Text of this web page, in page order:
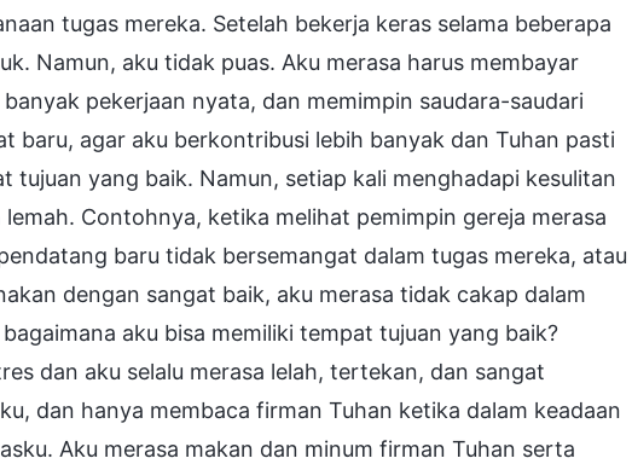
tugas mereka. Setelah bekerja keras selama beberapa
Namun, aku tidak puas. Aku merasa harus membayar
pekerjaan nyata, dan memimpin saudara-saudari
baru, agar aku berkontribusi lebih banyak dan Tuhan pasti
tujuan yang baik. Namun, setiap kali menghadapi kesulitan
Contohnya, ketika melihat pemimpin gereja merasa
baru tidak bersemangat dalam tugas mereka, atau
dengan sangat baik, aku merasa tidak cakap dalam
aku bisa memiliki tempat tujuan yang baik?
dan aku selalu merasa lelah, tertekan, dan sangat
dan hanya membaca firman Tuhan ketika dalam keadaan
Aku merasa makan dan minum firman Tuhan serta